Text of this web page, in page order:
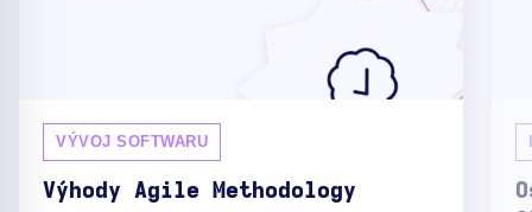
VÝVOJ SOFTWARU
Výhody Agile Methodology